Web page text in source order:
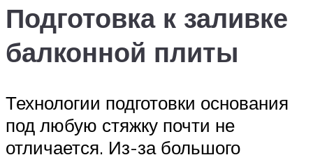
Подготовка к заливке
балконной плиты
Технологии подготовки основания
под любую стяжку почти не
отличается. Из-за большого